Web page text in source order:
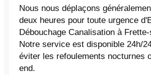
Nous nous déplaçons
deux heures pour toute urgence
Débouchage Canalisation à
Notre service est disponible 24h/
éviter les refoulements nocturnes
end.